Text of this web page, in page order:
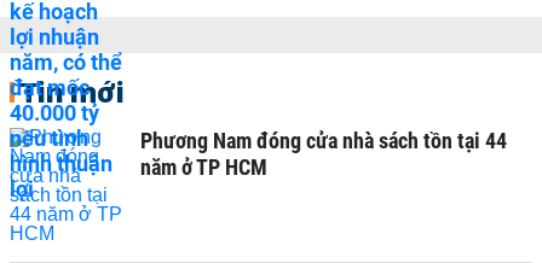
Tin mới
Phương Nam đóng cửa nhà sách tồn tại 44
năm ở TP HCM